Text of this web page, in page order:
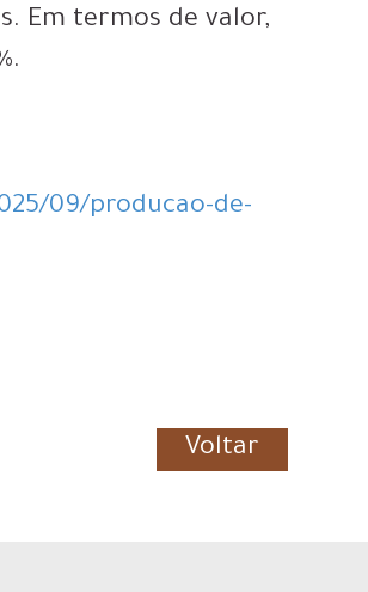
Em termos de valor,
09/producao-de-
Voltar